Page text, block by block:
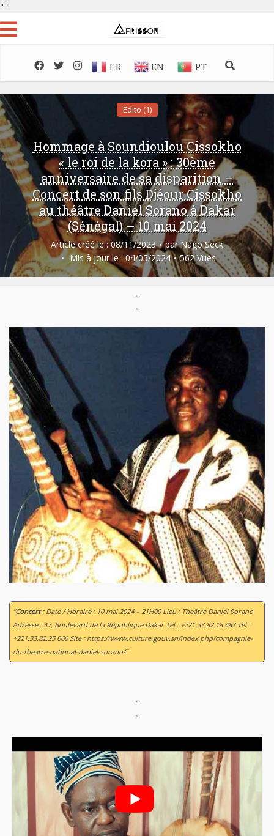
" "
FR EN PT
Edito (1)
Hommage à Soundioulou Cissokho
« le roi de la kora » : 30ème
anniversaire de sa disparition –
Concert de son fils Djéour Cissokho
au théâtre Daniel Sorano à Dakar
(Sénégal) – 10 mai 2024
Article créé le : 08/11/2023 par Nago Seck
Mis à jour le : 04/05/2024
562 Vues
Djéour Cissokho
Styles: Musique mandingue
"
"
“Concert :Date / Horaire : 10 mai 2024 – 21H00 Lieu : Théâtre Daniel Sorano
Adresse : 47, Boulevard de la République Dakar Tel : +221.33.82.18.483 Tel :
+221.33.82.25.666 Site : https://www.culture.gouv.sn/index.php/compagnie-
du-theatre-national-daniel-sorano/”
"
"